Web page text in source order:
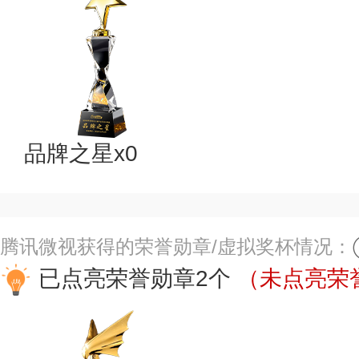
品牌之星x0
腾讯微视获得的荣誉勋章/虚拟奖杯情况：
已点亮荣誉勋章2个 （未点亮